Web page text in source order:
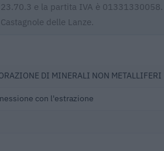
e la partita IVA è 01331330058.
delle Lanze.
DI MINERALI NON METALLIFERI
con l'estrazione